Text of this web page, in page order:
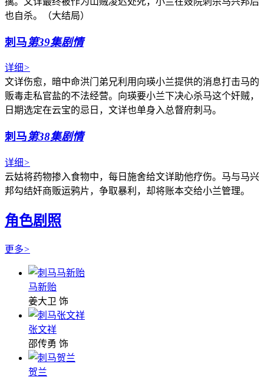
也自杀。（大结局）
刺马第39集剧情
详细>
文详伤愈，暗中命洪门弟兄利用向瑛小兰提供的消息打击马的
贩毒走私官盐的不法经营。向瑛要小兰下决心杀马这个奸贼，
日期选定在云宝的忌日，文详也单身入总督府刺马。
刺马第38集剧情
详细>
云姑将药物掺入食物中，每日施舍给文详助他疗伤。马与马兴
邦勾结奸商贩运鸦片，争取暴利，却将账本交给小兰管理。
角色剧照
更多>
马新贻
姜大卫 饰
张文祥
邵传勇 饰
贺兰